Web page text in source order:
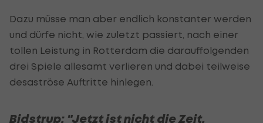
Dazu müsse man aber endlich konstanter werden
und dürfe nicht, wie zuletzt passiert, nach einer
tollen Leistung in Rotterdam die darauffolgenden
drei Spiele allesamt verlieren und dabei teilweise
desaströse Auftritte hinlegen.
Bidstrup: "Jetzt ist nicht die Zeit,